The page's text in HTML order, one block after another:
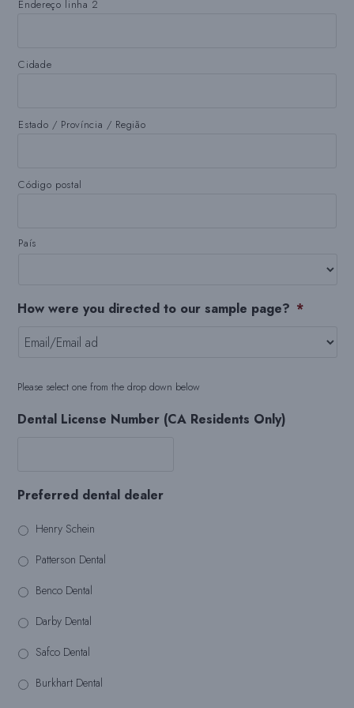
Endereço linha 2
Cidade
Estado / Província / Região
Código postal
País
How were you directed to our sample page? *
Please select one from the drop down below
Dental License Number (CA Residents Only)
Preferred dental dealer
Henry Schein
Patterson Dental
Benco Dental
Darby Dental
Safco Dental
Burkhart Dental